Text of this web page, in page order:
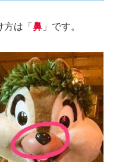
は「 鼻 」です。